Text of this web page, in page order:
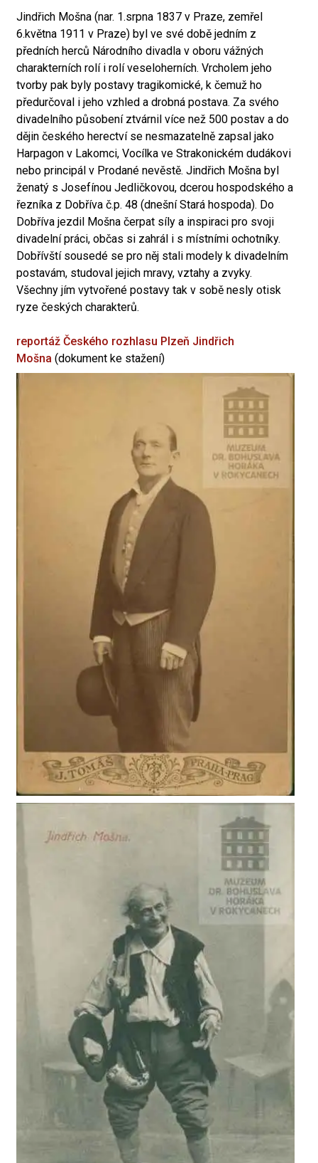
Jindřich Mošna (nar. 1.srpna 1837 v Praze, zemřel
6.května 1911 v Praze) byl ve své době jedním z
předních herců Národního divadla v oboru vážných
charakterních rolí i rolí veseloherních. Vrcholem jeho
tvorby pak byly postavy tragikomické, k čemuž ho
předurčoval i jeho vzhled a drobná postava. Za svého
divadelního působení ztvárnil více než 500 postav a do
dějin českého herectví se nesmazatelně zapsal jako
Harpagon v Lakomci, Vocílka ve Strakonickém dudákovi
nebo principál v Prodané nevěstě. Jindřich Mošna byl
ženatý s Josefínou Jedličkovou, dcerou hospodského a
řezníka z Dobříva č.p. 48 (dnešní Stará hospoda). Do
Dobříva jezdil Mošna čerpat síly a inspiraci pro svoji
divadelní práci, občas si zahrál i s místními ochotníky.
Dobřívští sousedé se pro něj stali modely k divadelním
postavám, studoval jejich mravy, vztahy a zvyky.
Všechny jím vytvořené postavy tak v sobě nesly otisk
ryze českých charakterů.
reportáž Českého rozhlasu Plzeň Jindřich
Mošna (dokument ke stažení)